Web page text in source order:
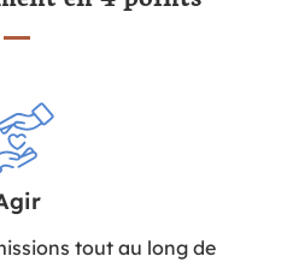
tout au long de